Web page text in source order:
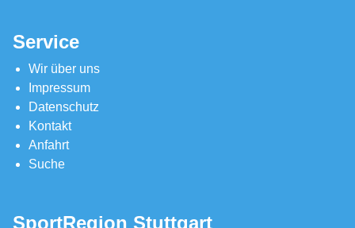
Service
Wir über uns
Impressum
Datenschutz
Kontakt
Anfahrt
Suche
SportRegion Stuttgart